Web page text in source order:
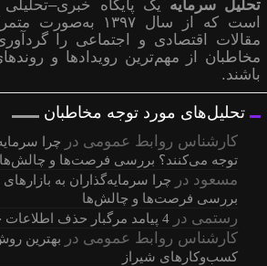
تحلیل سرمایه یک پایگاه
است که از سال ۱۳۹۷
مقالات اقتصادی و اجتماعی را
مخاطبان از مهم‌ترین رویدادها و
باشند.
تحلیل‌های مورد توجه مخاطبان
کارشناس روابط عمومی در
چرا
توجه می‌کنند؟ بررسی فرصت‌ها و چالش‌ها
مسعود در
چرا سرمایه‌گذاران به
بررسی فرصت‌ها و چالش‌ها
رستمی در 4 پیامد مرگبار حذف اطلاعات حسابداری + راهکار آن
کارشناس روابط عمومی در
بهترین
کسب‌وکارهای شیراز